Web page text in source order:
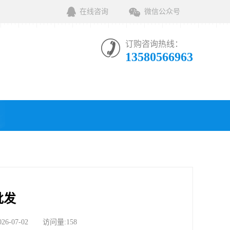
在线咨询 微信公众号
订购咨询热线：
13580566963
发
07-02 访问量:158